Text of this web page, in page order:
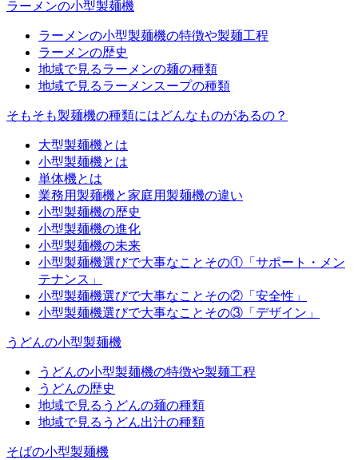
ラーメンの小型製麺機
ラーメンの小型製麺機の特徴や製麺工程
ラーメンの歴史
地域で見るラーメンの麺の種類
地域で見るラーメンスープの種類
そもそも製麺機の種類にはどんなものがあるの？
大型製麺機とは
小型製麺機とは
単体機とは
業務用製麺機と家庭用製麺機の違い
小型製麺機の歴史
小型製麺機の進化
小型製麺機の未来
小型製麺機選びで大事なことその①「サポート・メン
テナンス」
小型製麺機選びで大事なことその②「安全性」
小型製麺機選びで大事なことその③「デザイン」
うどんの小型製麺機
うどんの小型製麺機の特徴や製麺工程
うどんの歴史
地域で見るうどんの麺の種類
地域で見るうどん出汁の種類
そばの小型製麺機